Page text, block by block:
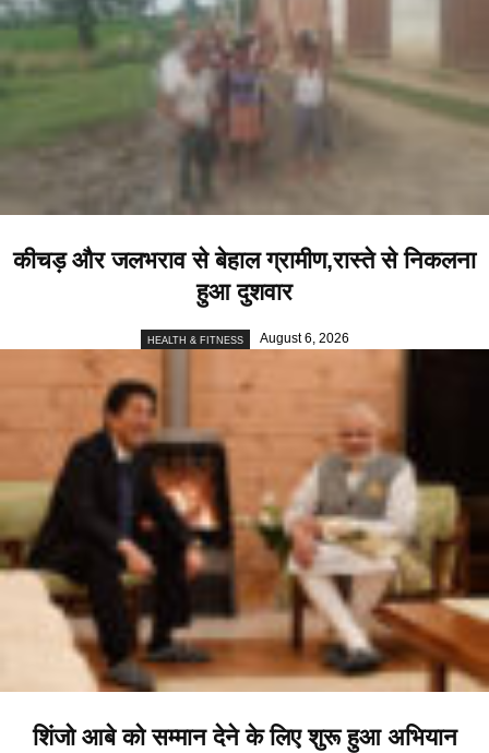
कीचड़ और जलभराव से बेहाल ग्रामीण,रास्ते से निकलना
हुआ दुशवार
HEALTH & FITNESS August 6, 2026
शिंजो आबे को सम्मान देने के लिए शुरू हुआ अभियान